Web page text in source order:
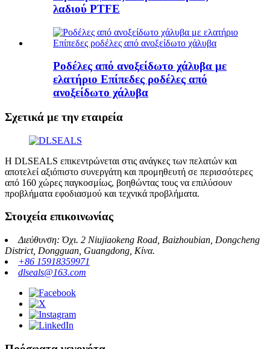
λαδιού PTFE
Ροδέλες από ανοξείδωτο χάλυβα με
ελατήριο Επίπεδες ροδέλες από
ανοξείδωτο χάλυβα
Σχετικά με την εταιρεία
Η DLSEALS επικεντρώνεται στις ανάγκες των πελατών και
αποτελεί αξιόπιστο συνεργάτη και προμηθευτή σε περισσότερες
από 160 χώρες παγκοσμίως, βοηθώντας τους να επιλύσουν
προβλήματα εφοδιασμού και τεχνικά προβλήματα.
Στοιχεία επικοινωνίας
Διεύθυνση: Όχι. 2 Niujiaokeng Road, Baizhoubian, Dongcheng
District, Dongguan, Guangdong, Κίνα.
+86 15918359971
dlseals@163.com